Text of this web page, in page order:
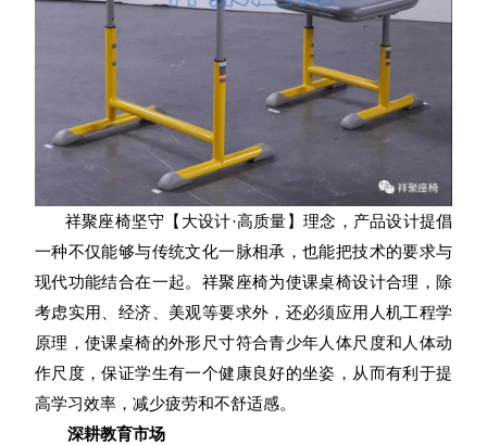
祥聚座椅坚守【大设计·高质量】理念，产品设计提倡
一种不仅能够与传统文化一脉相承，也能把技术的要求与
现代功能结合在一起。祥聚座椅为使课桌椅设计合理，除
考虑实用、经济、美观等要求外，还必须应用人机工程学
原理，使课桌椅的外形尺寸符合青少年人体尺度和人体动
作尺度，保证学生有一个健康良好的坐姿，从而有利于提
高学习效率，减少疲劳和不舒适感。
深耕教育市场